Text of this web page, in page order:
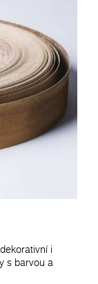
i
s barvou a